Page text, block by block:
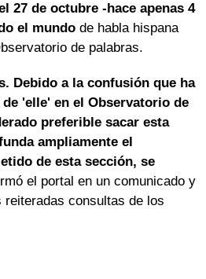
27 de octubre -hace apenas 4
el mundo de habla hispana
de palabras.
Debido a la confusión que ha
'elle' en el Observatorio de
preferible sacar esta
ampliamente el
de esta sección, se
el portal en un comunicado y
reiteradas consultas de los